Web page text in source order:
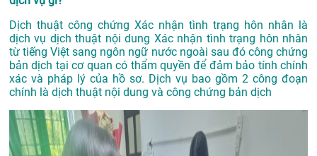
Dịch thuật công chứng Xác nhận tình trạng hôn nhân là
dịch vụ dịch thuật nội dung Xác nhận tình trạng hôn nhân
từ tiếng Việt sang ngôn ngữ nước ngoài sau đó công chứng
bản dịch tại cơ quan có thẩm quyền để đảm bảo tính chính
xác và pháp lý của hồ sơ. Dịch vụ bao gồm 2 công đoạn
chính là dịch thuật nội dung và công chứng bản dịch